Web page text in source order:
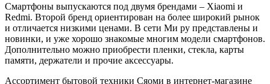
Смартфоны выпускаются под двумя брендами – Xiaomi и
Redmi. Второй бренд ориентирован на более широкий рынок
и отличается низкими ценами. В сети Ми ру представлены и
новинки, и уже хорошо знакомые многим модели смартфонов.
Дополнительно можно приобрести пленки, стекла, карты
памяти, держатели и прочие аксессуары.
Ассортимент бытовой техники Сяоми в интернет-магазине